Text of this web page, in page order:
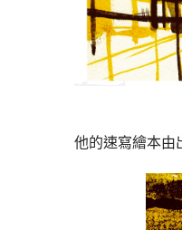
他的速寫繪本